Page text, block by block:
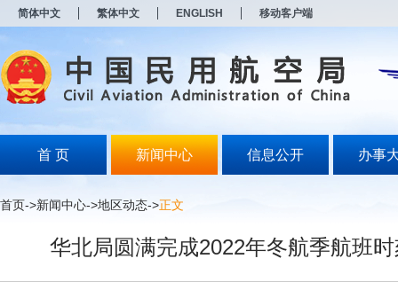
简体中文 繁体中文 ENGLISH 移动客户端
首 页 新闻中心 信息公开 办事
首页->新闻中心->地区动态->正文
华北局圆满完成2022年冬航季航班
打
开
无
障
说
按
Alt